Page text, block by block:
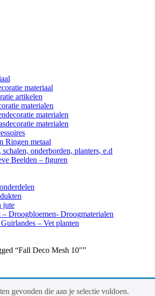
materiaal
artikelen
materialen
materialen
materialen
Ringen metaal
schalen, onderborden, planters, e.d
Beelden – figuren
jute
– Droogbloemen- Droogmaterialen
– Vet planten
“Fall Deco Mesh 10"”
gevonden die aan je selectie voldoen.